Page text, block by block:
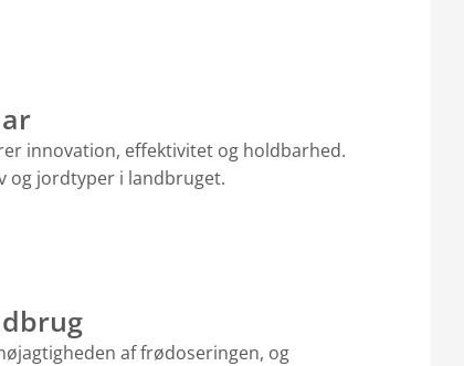
innovation, effektivitet og holdbarhed.
og jordtyper i landbruget.
af frødoseringen, og